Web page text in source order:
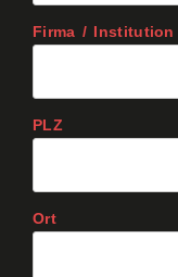
Firma / Institution
PLZ
Ort